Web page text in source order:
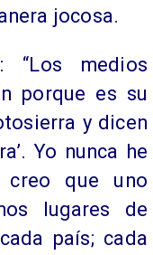
jocosa.
“Los medios
porque es su
y dicen
Yo nunca he
creo que uno
lugares de
país; cada